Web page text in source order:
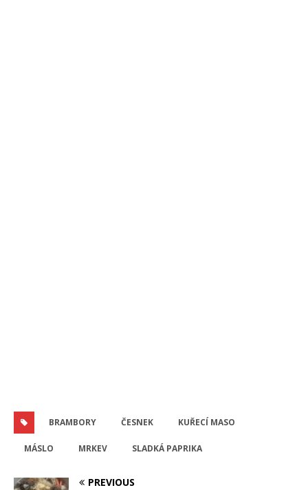
BRAMBORY ČESNEK KUŘECÍ MASO
MÁSLO MRKEV SLADKÁ PAPRIKA
PREVIOUS